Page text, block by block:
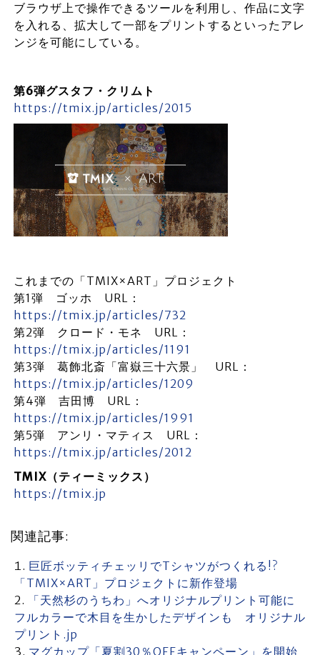
ブラウザ上で操作できるツールを利用し、作品に文字
を入れる、拡大して一部をプリントするといったアレ
ンジを可能にしている。
第6弾グスタフ・クリムト
https://tmix.jp/articles/2015
これまでの「TMIX×ART」プロジェクト
第1弾 ゴッホ URL：
https://tmix.jp/articles/732
第2弾 クロード・モネ URL：
https://tmix.jp/articles/1191
第3弾 葛飾北斎「富嶽三十六景」 URL：
https://tmix.jp/articles/1209
第4弾 吉田博 URL：
https://tmix.jp/articles/1991
第5弾 アンリ・マティス URL：
https://tmix.jp/articles/2012
TMIX（ティーミックス）
https://tmix.jp
関連記事:
巨匠ボッティチェッリでTシャツがつくれる!?
「TMIX×ART」プロジェクトに新作登場
「天然杉のうちわ」へオリジナルプリント可能に
フルカラーで木目を生かしたデザインも オリジナル
プリント.jp
マグカップ「夏割30％OFFキャンペーン」を開始